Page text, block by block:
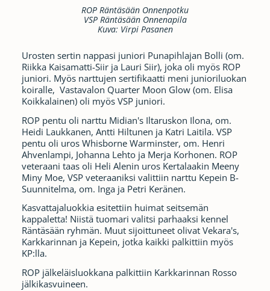
ROP Räntäsään Onnenpotku
VSP Räntäsään Onnenapila
Kuva: Virpi Pasanen
Urosten sertin nappasi juniori Punapihlajan Bolli (om.
Riikka Kaisamatti-Siir ja Lauri Siir), joka oli myös ROP
juniori. Myös narttujen sertifikaatti meni junioriluokan
koiralle, Vastavalon Quarter Moon Glow (om. Elisa
Koikkalainen) oli myös VSP juniori.
ROP pentu oli narttu Midian's Iltaruskon Ilona, om.
Heidi Laukkanen, Antti Hiltunen ja Katri Laitila. VSP
pentu oli uros Whisborne Warminster, om. Henri
Ahvenlampi, Johanna Lehto ja Merja Korhonen. ROP
veteraani taas oli Heli Alenin uros Kertalaakin Meeny
Miny Moe, VSP veteraaniksi valittiin narttu Kepein B-
Suunnitelma, om. Inga ja Petri Keränen.
Kasvattajaluokkia esitettiin huimat seitsemän
kappaletta! Niistä tuomari valitsi parhaaksi kennel
Räntäsään ryhmän. Muut sijoittuneet olivat Vekara's,
Karkkarinnan ja Kepein, jotka kaikki palkittiin myös
KP:lla.
ROP jälkeläisluokkana palkittiin Karkkarinnan Rosso
jälkikasvuineen.